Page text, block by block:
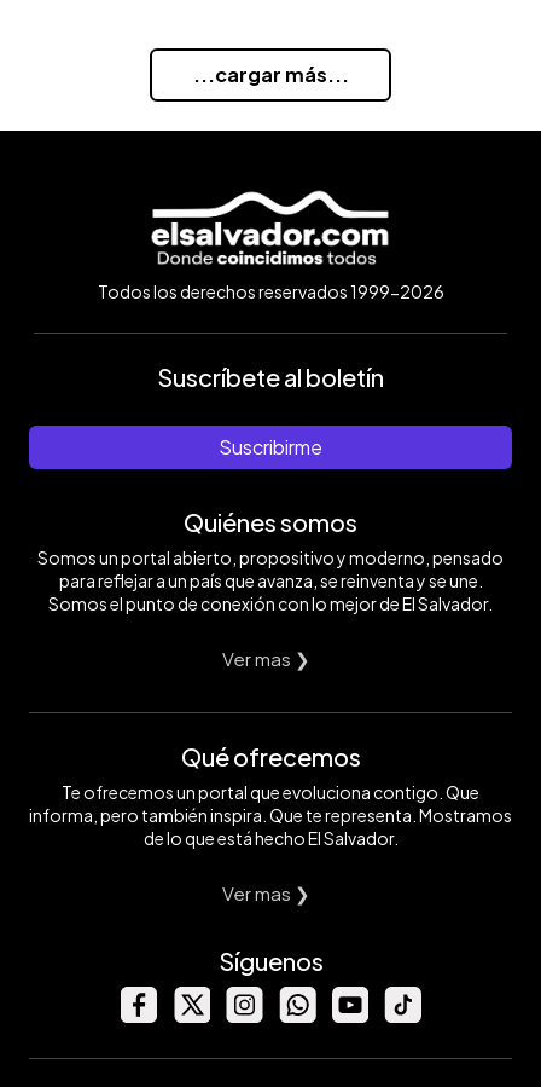
...cargar más...
Todos los derechos reservados 1999-2026
Suscríbete al boletín
Suscribirme
Quiénes somos
Somos un portal abierto, propositivo y moderno, pensado
para reflejar a un país que avanza, se reinventa y se une.
Somos el punto de conexión con lo mejor de El Salvador.
Ver mas ❯
Qué ofrecemos
Te ofrecemos un portal que evoluciona contigo. Que
informa, pero también inspira. Que te representa. Mostramos
de lo que está hecho El Salvador.
Ver mas ❯
Síguenos